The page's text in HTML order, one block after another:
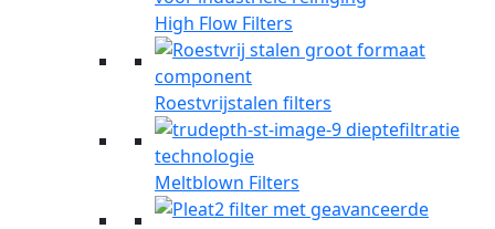
High Flow Filters
Roestvrijstalen filters
Meltblown Filters